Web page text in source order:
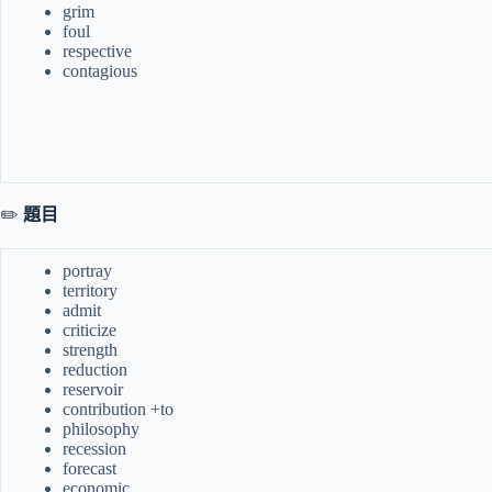
grim
foul
respective
contagious
✏️ 題目
portray
territory
admit
criticize
strength
reduction
reservoir
contribution +to
philosophy
recession
forecast
economic